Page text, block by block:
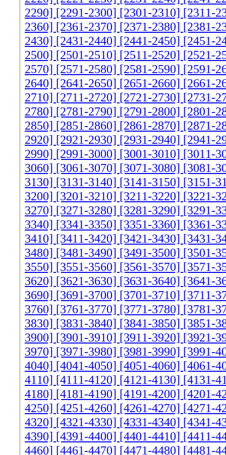
2290] [2291-2300] [2301-2310] [2311-
2360] [2361-2370] [2371-2380] [2381-
2430] [2431-2440] [2441-2450] [2451-
2500] [2501-2510] [2511-2520] [2521-
2570] [2571-2580] [2581-2590] [2591-
2640] [2641-2650] [2651-2660] [2661-
2710] [2711-2720] [2721-2730] [2731-
2780] [2781-2790] [2791-2800] [2801-
2850] [2851-2860] [2861-2870] [2871-
2920] [2921-2930] [2931-2940] [2941-
2990] [2991-3000] [3001-3010] [3011-
3060] [3061-3070] [3071-3080] [3081-
3130] [3131-3140] [3141-3150] [3151-
3200] [3201-3210] [3211-3220] [3221-
3270] [3271-3280] [3281-3290] [3291-
3340] [3341-3350] [3351-3360] [3361-
3410] [3411-3420] [3421-3430] [3431-
3480] [3481-3490] [3491-3500] [3501-
3550] [3551-3560] [3561-3570] [3571-
3620] [3621-3630] [3631-3640] [3641-
3690] [3691-3700] [3701-3710] [3711-
3760] [3761-3770] [3771-3780] [3781-
3830] [3831-3840] [3841-3850] [3851-
3900] [3901-3910] [3911-3920] [3921-
3970] [3971-3980] [3981-3990] [3991-
4040] [4041-4050] [4051-4060] [4061-
4110] [4111-4120] [4121-4130] [4131-
4180] [4181-4190] [4191-4200] [4201-
4250] [4251-4260] [4261-4270] [4271-
4320] [4321-4330] [4331-4340] [4341-
4390] [4391-4400] [4401-4410] [4411-
4460] [4461-4470] [4471-4480] [4481-